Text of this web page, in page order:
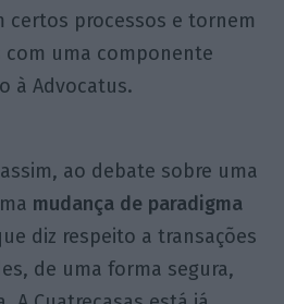
processos e tornem
com uma componente
à Advocatus.
ao debate sobre uma
mudança de paradigma
diz respeito a transações
de uma forma segura,